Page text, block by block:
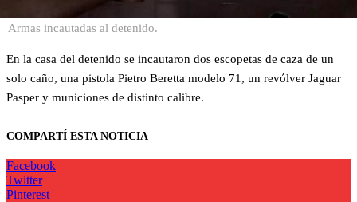
Armas incautadas al detenido.
En la casa del detenido se incautaron dos escopetas de caza de un
solo caño, una pistola Pietro Beretta modelo 71, un revólver Jaguar
Pasper y municiones de distinto calibre.
COMPARTÍ ESTA NOTICIA
Facebook
Twitter
Pinterest